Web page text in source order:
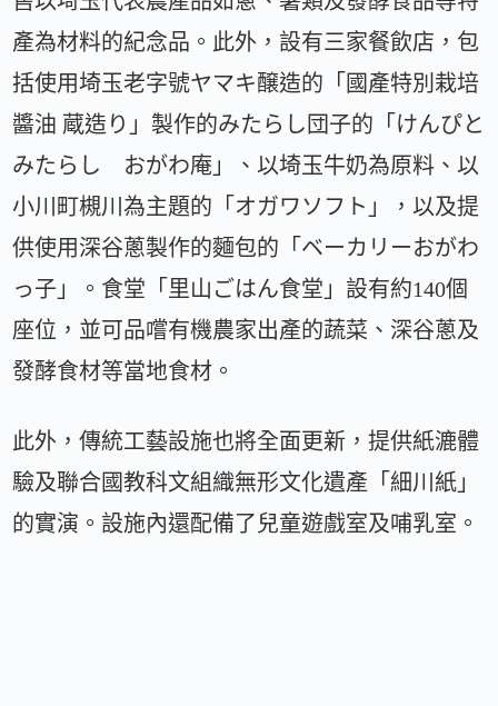
產為材料的紀念品。此外，設有三家餐飲店，包
括使用埼玉老字號ヤマキ醸造的「國產特別栽培
醬油 蔵造り」製作的みたらし団子的「けんぴと
みたらし おがわ庵」、以埼玉牛奶為原料、以
小川町槻川為主題的「オガワソフト」，以及提
供使用深谷蔥製作的麵包的「ベーカリーおがわ
っ子」。食堂「里山ごはん食堂」設有約140個
座位，並可品嚐有機農家出產的蔬菜、深谷蔥及
發酵食材等當地食材。
此外，傳統工藝設施也將全面更新，提供紙漉體
驗及聯合國教科文組織無形文化遺產「細川紙」
的實演。設施內還配備了兒童遊戲室及哺乳室。